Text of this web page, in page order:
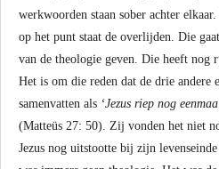
werkwoorden staan sober achter
op het punt staat de overlijden. Die
van de theologie geven. Die heeft nog
Het is om die reden dat de drie andere
samenvatten als ‘Jezus riep nog
(Matteüs 27: 50). Zij vonden het niet
Jezus nog uitstootte bij zijn